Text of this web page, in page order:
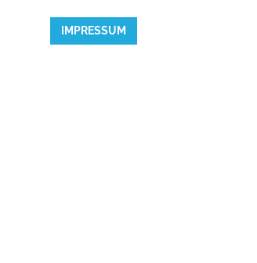
IMPRESSUM